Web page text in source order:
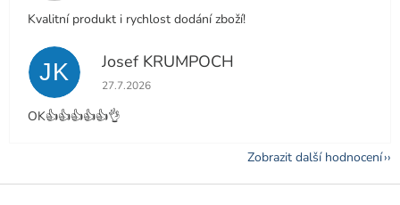
Kvalitní produkt i rychlost dodání zboží!
JK Josef KRUMPOCH
Hodnocení obchodu je 5 z 5 hvězdiček.
27.7.2026
OK👍👍👍👍👍👌
Zobrazit další hodnocení
Z